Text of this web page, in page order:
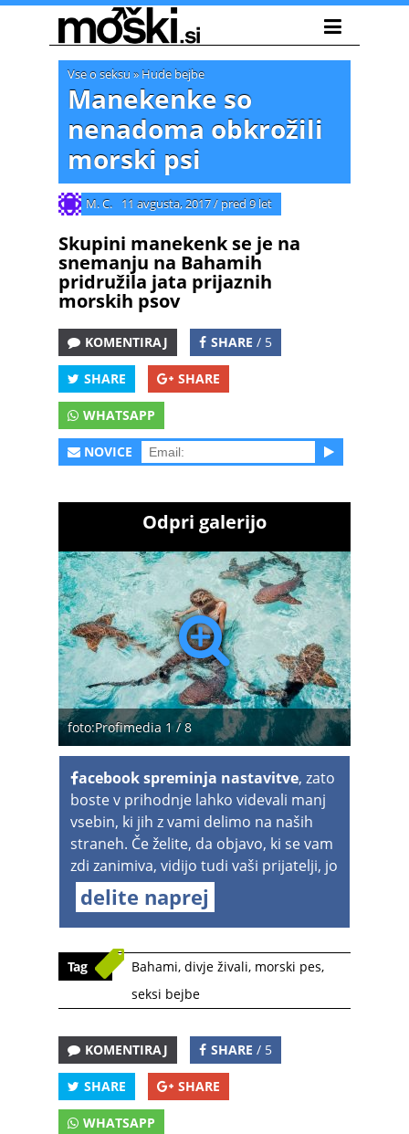
Vse o seksu » Hude bejbe
Manekenke so
nenadoma obkrožili
morski psi
M. C. 11 avgusta, 2017/ pred 9 let
Skupini manekenk se je na
snemanju na Bahamih
pridružila jata prijaznih
morskih psov
KOMENTIRAJ SHARE / 5
SHARE SHARE
WHATSAPP
NOVICE
Odpri galerijo
foto:Profimedia 1 / 8
acebook spreminja nastavitve, zato
boste v prihodnje lahko videvali manj
vsebin, ki jih z vami delimo na naših
straneh. Če želite, da objavo, ki se vam
zdi zanimiva, vidijo tudi vaši prijatelji, jo
delite naprej
Tag Bahami, divje živali, morski pes,
seksi bejbe
KOMENTIRAJ SHARE / 5
SHARE SHARE
WHATSAPP